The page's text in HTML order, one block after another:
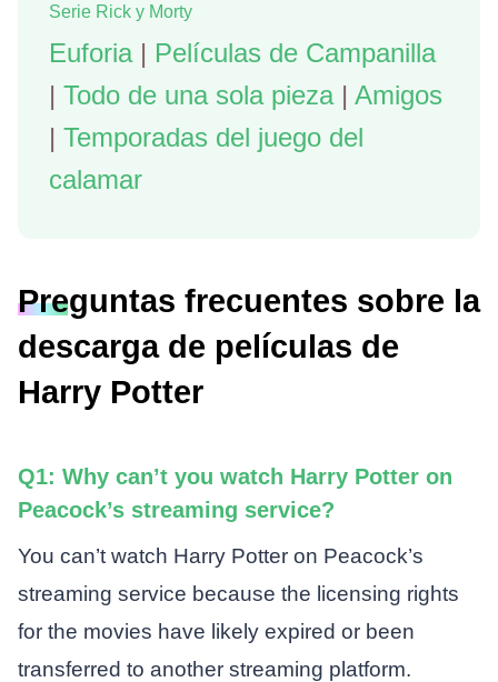
Serie Rick y Morty
Euforia| Películas de Campanilla
|Todo de una sola pieza|Amigos
|Temporadas del juego del
calamar
Preguntas frecuentes sobre la
descarga de películas de
Harry Potter
Q1: Why can’t you watch Harry Potter on
Peacock’s streaming service?
You can’t watch Harry Potter on Peacock’s
streaming service because the licensing rights
for the movies have likely expired or been
transferred to another streaming platform.